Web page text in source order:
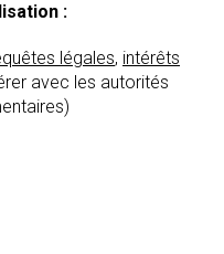
:
légales, intérêts
avec les autorités